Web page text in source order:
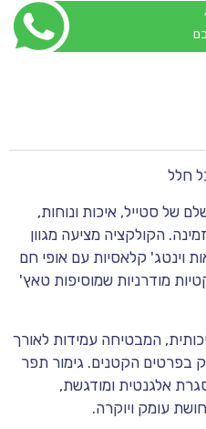
חלל
של סטייל, איכות ונוחות,
הקולקציה מציעה מגוון
וינטג' קלאסיות עם אופי חם
מודרניות שמוסיפות טאץ'
המבטיחה עמידות לאורך
בפרטים הקטנים. גימור תפר
אלגנטית ומודגשת,
עומק ויוקרה.